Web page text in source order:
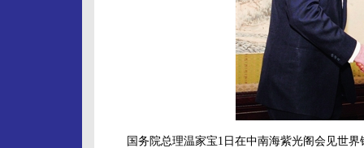
国务院总理温家宝1日在中南海紫光阁会见世界